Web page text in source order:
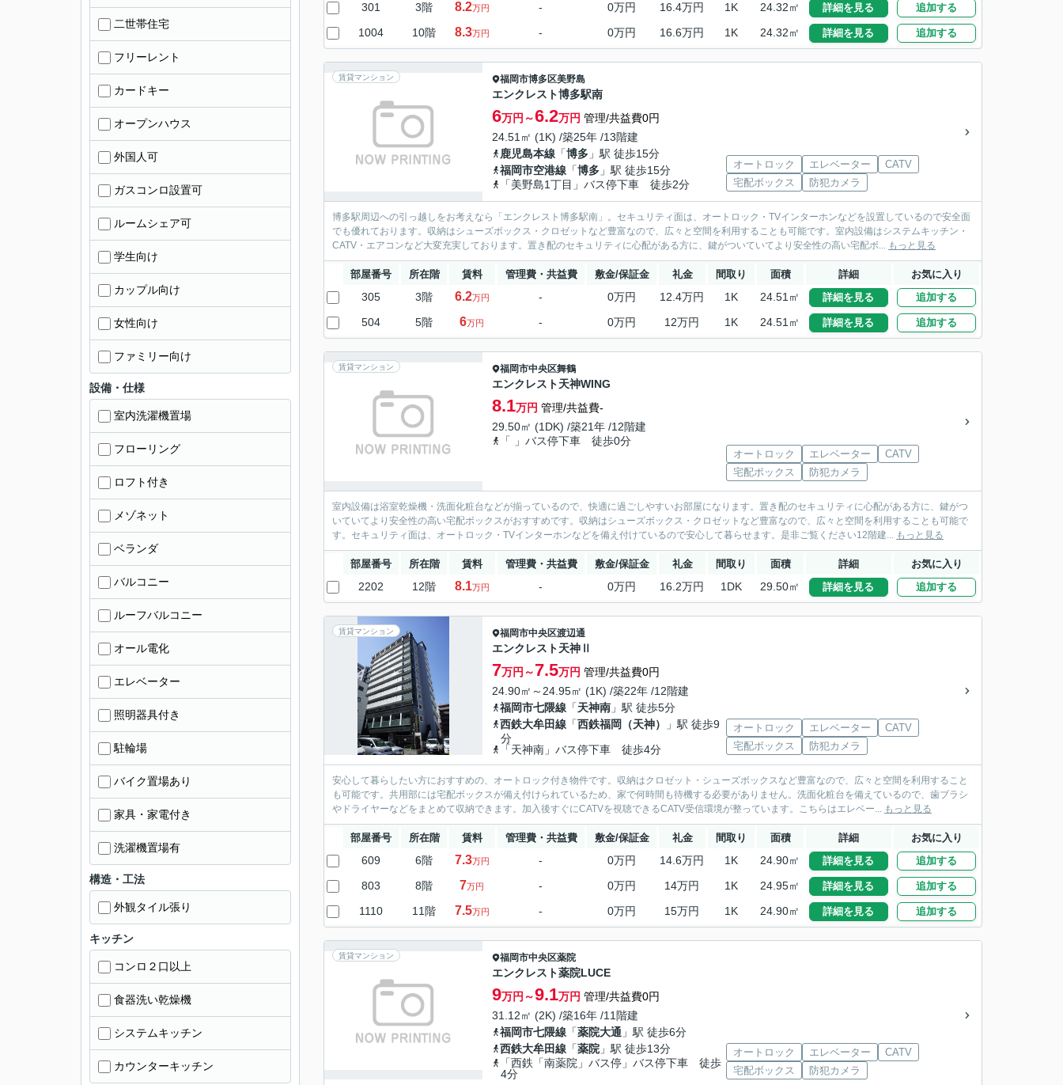
301 3階 8.2万円 - 0万円 16.4万円 1K 24.32㎡ 詳細を見る 追加する
1004 10階 8.3万円 - 0万円 16.6万円 1K 24.32㎡ 詳細を見る 追加する
賃貸マンション 福岡市博多区美野島
エンクレスト博多駅南
6万円～6.2万円 管理/共益費0円
24.51㎡ (1K) /築25年 /13階建
鹿児島本線 「博多 」駅 徒歩15分
福岡市空港線 「博多 」駅 徒歩15分
「美野島1丁目」バス停下車 徒歩2分
オートロック エレベーター
CATV
宅配ボックス
防犯カメラ
博多駅周辺への引っ越しをお考えなら「エンクレスト博多駅南」。セキュリティ面は、オートロック・TVインターホンなどを設置しているので安全面
でも優れております。収納はシューズボックス・クロゼットなど豊富なので、広々と空間を利用することも可能です。室内設備はシステムキッチン・
CATV・エアコンなど大変充実しております。置き配のセキュリティに心配がある方に、鍵がついていてより安全性の高い宅配ボ... もっと見る
部屋番号 所在階 賃料 管理費・共益費 敷金/保証金 礼金 間取り 面積 詳細 お気に入り
305 3階 6.2万円 - 0万円 12.4万円 1K 24.51㎡ 詳細を見る 追加する
504 5階 6万円 - 0万円 12万円 1K 24.51㎡ 詳細を見る 追加する
賃貸マンション 福岡市中央区舞鶴
エンクレスト天神WING
8.1万円 管理/共益費-
29.50㎡ (1DK) /築21年 /12階建
「 」バス停下車 徒歩0分
オートロック エレベーター
CATV
宅配ボックス
防犯カメラ
室内設備は浴室乾燥機・洗面化粧台などが揃っているので、快適に過ごしやすいお部屋になります。置き配のセキュリティに心配がある方に、鍵がつ
いていてより安全性の高い宅配ボックスがおすすめです。収納はシューズボックス・クロゼットなど豊富なので、広々と空間を利用することも可能で
す。セキュリティ面は、オートロック・TVインターホンなどを備え付けているので安心して暮らせます。是非ご覧ください12階建... もっと見る
部屋番号 所在階 賃料 管理費・共益費 敷金/保証金 礼金 間取り 面積 詳細 お気に入り
2202 12階 8.1万円 - 0万円 16.2万円 1DK 29.50㎡ 詳細を見る 追加する
賃貸マンション 福岡市中央区渡辺通
エンクレスト天神Ⅱ
7万円～7.5万円 管理/共益費0円
24.90㎡～24.95㎡ (1K) /築22年 /12階建
福岡市七隈線 「天神南 」駅 徒歩5分
西鉄大牟田線 「西鉄福岡（天神）
」駅 徒歩9
分
「天神南」バス停下車 徒歩4分
オートロック エレベーター
CATV
宅配ボックス
防犯カメラ
安心して暮らしたい方におすすめの、オートロック付き物件です。収納はクロゼット・シューズボックスなど豊富なので、広々と空間を利用すること
も可能です。共用部には宅配ボックスが備え付けられているため、家で何時間も待機する必要がありません。洗面化粧台を備えているので、歯ブラシ
やドライヤーなどをまとめて収納できます。加入後すぐにCATVを視聴できるCATV受信環境が整っています。こちらはエレベー... もっと見る
部屋番号 所在階 賃料 管理費・共益費 敷金/保証金 礼金 間取り 面積 詳細 お気に入り
609 6階 7.3万円 - 0万円 14.6万円 1K 24.90㎡ 詳細を見る 追加する
803 8階 7万円 - 0万円 14万円 1K 24.95㎡ 詳細を見る 追加する
1110 11階 7.5万円 - 0万円 15万円 1K 24.90㎡ 詳細を見る 追加する
賃貸マンション 福岡市中央区薬院
エンクレスト薬院LUCE
9万円～9.1万円 管理/共益費0円
31.12㎡ (2K) /築16年 /11階建
福岡市七隈線 「薬院大通 」駅 徒歩6分
西鉄大牟田線 「薬院 」駅 徒歩13分
「西鉄「南薬院」バス停」バス停下車 徒歩
4分
オートロック エレベーター
CATV
宅配ボックス
防犯カメラ
二世帯住宅
フリーレント
カードキー
オープンハウス
外国人可
ガスコンロ設置可
ルームシェア可
学生向け
カップル向け
女性向け
ファミリー向け
設備・仕様
室内洗濯機置場
フローリング
ロフト付き
メゾネット
ベランダ
バルコニー
ルーフバルコニー
オール電化
エレベーター
照明器具付き
駐輪場
バイク置場あり
家具・家電付き
洗濯機置場有
構造・工法
外観タイル張り
キッチン
コンロ２口以上
食器洗い乾燥機
システムキッチン
カウンターキッチン